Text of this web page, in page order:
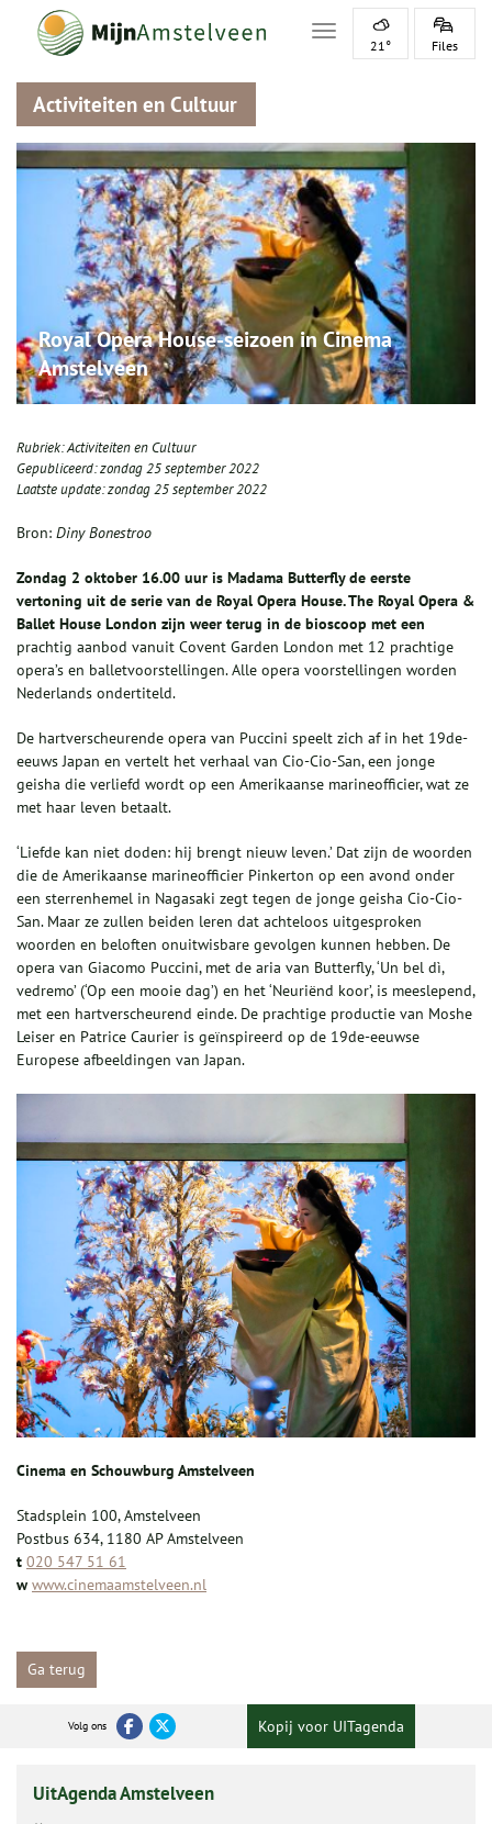
Toggle navigation
21° Files
Activiteiten en Cultuur
Royal Opera House-seizoen in Cinema
Amstelveen
Rubriek:Activiteiten en Cultuur
Gepubliceerd:zondag 25 september 2022
Laatste update:zondag 25 september 2022
Bron: Diny Bonestroo
Zondag 2 oktober 16.00 uur is Madama Butterfly de eerste
vertoning uit de serie van de Royal Opera House.The Royal Opera &
Ballet House London zijn weer terug in de bioscoop met een
prachtig aanbod vanuit Covent Garden London met 12 prachtige
opera’s en balletvoorstellingen. Alle opera voorstellingen worden
Nederlands ondertiteld.
De hartverscheurende opera van Puccini speelt zich af in het 19de-
eeuws Japan en vertelt het verhaal van Cio-Cio-San, een jonge
geisha die verliefd wordt op een Amerikaanse marineofficier, wat ze
met haar leven betaalt.
‘Liefde kan niet doden: hij brengt nieuw leven.’ Dat zijn de woorden
die de Amerikaanse marineofficier Pinkerton op een avond onder
een sterrenhemel in Nagasaki zegt tegen de jonge geisha Cio-Cio-
San. Maar ze zullen beiden leren dat achteloos uitgesproken
woorden en beloften onuitwisbare gevolgen kunnen hebben. De
opera van Giacomo Puccini, met de aria van Butterfly, ‘Un bel dì,
vedremo’ (‘Op een mooie dag’) en het ‘Neuriënd koor’, is meeslepend,
met een hartverscheurend einde. De prachtige productie van Moshe
Leiser en Patrice Caurier is geïnspireerd op de 19de-eeuwse
Europese afbeeldingen van Japan.
Cinema en Schouwburg Amstelveen
Stadsplein 100, Amstelveen
Postbus 634, 1180 AP Amstelveen
t 020 547 51 61
w www.cinemaamstelveen.nl
Ga terug
Volg ons Kopij voor UITagenda
UitAgenda Amstelveen